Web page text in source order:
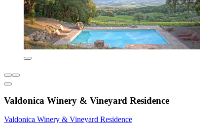
Valdonica Winery & Vineyard Residence
Valdonica Winery & Vineyard Residence